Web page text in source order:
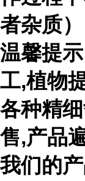
者杂质）
温馨提
工,植物
各种精
售,产品
我们的